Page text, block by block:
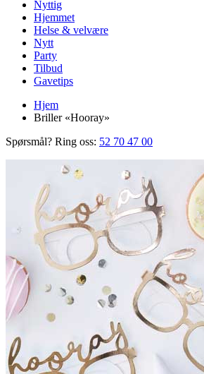
Nyttig
Hjemmet
Helse & velvære
Nytt
Party
Tilbud
Gavetips
Hjem
Briller «Hooray»
Spørsmål? Ring oss: 52 70 47 00